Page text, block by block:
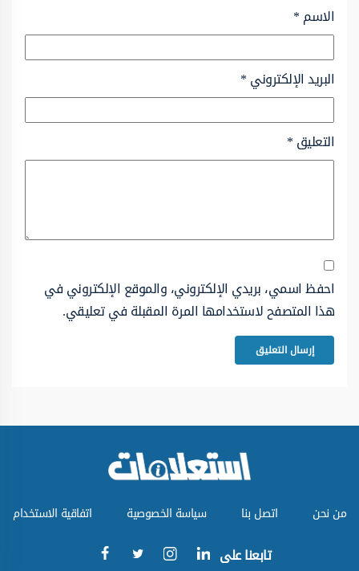
الاسم*
البريد الإلكتروني*
التعليق*
احفظ اسمي، بريدي الإلكتروني، والموقع الإلكتروني في
هذا المتصفح لاستخدامها المرة المقبلة في تعليقي.
من نحن اتصل بنا سياسة الخصوصية اتفاقية الاستخدام
تابعنا على